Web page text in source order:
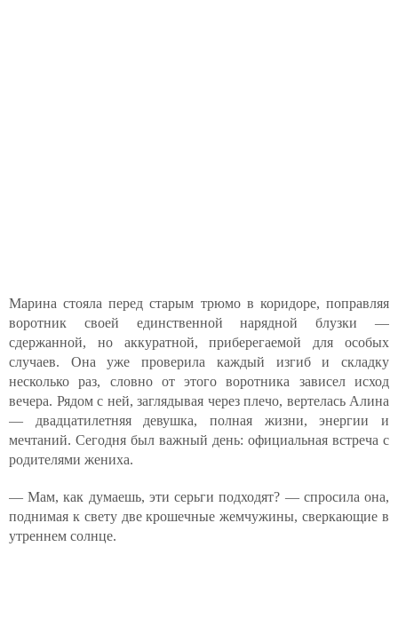
Марина стояла перед старым трюмо в коридоре, поправляя
воротник своей единственной нарядной блузки —
сдержанной, но аккуратной, приберегаемой для особых
случаев. Она уже проверила каждый изгиб и складку
несколько раз, словно от этого воротника зависел исход
вечера. Рядом с ней, заглядывая через плечо, вертелась Алина
— двадцатилетняя девушка, полная жизни, энергии и
мечтаний. Сегодня был важный день: официальная встреча с
родителями жениха.
— Мам, как думаешь, эти серьги подходят? — спросила она,
поднимая к свету две крошечные жемчужины, сверкающие в
утреннем солнце.